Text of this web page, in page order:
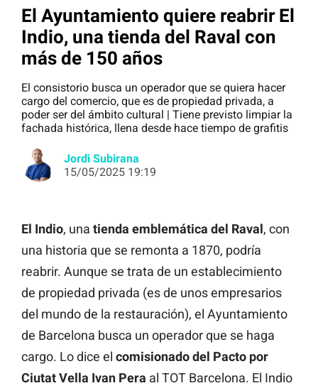
El Ayuntamiento quiere reabrir El
Indio, una tienda del Raval con
más de 150 años
El consistorio busca un operador que se quiera hacer
cargo del comercio, que es de propiedad privada, a
poder ser del ámbito cultural | Tiene previsto limpiar la
fachada histórica, llena desde hace tiempo de grafitis
Jordi Subirana
15/05/2025 19:19
El Indio, una tienda emblemática del Raval, con
una historia que se remonta a 1870, podría
reabrir. Aunque se trata de un establecimiento
de propiedad privada (es de unos empresarios
del mundo de la restauración), el Ayuntamiento
de Barcelona busca un operador que se haga
cargo. Lo dice el comisionado del Pacto por
Ciutat Vella Ivan Pera al TOT Barcelona. El Indio